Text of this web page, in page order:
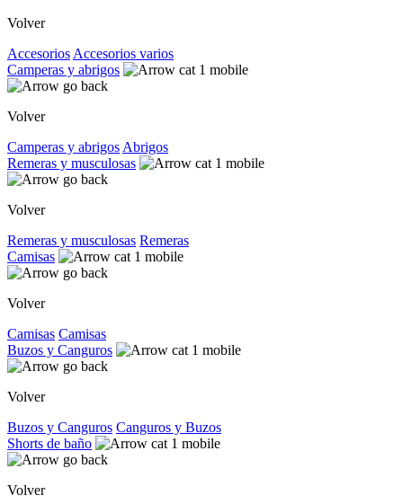
Volver
Accesorios Accesorios varios
Camperas y abrigos
Volver
Camperas y abrigos Abrigos
Remeras y musculosas
Volver
Remeras y musculosas Remeras
Camisas
Volver
Camisas Camisas
Buzos y Canguros
Volver
Buzos y Canguros Canguros y Buzos
Shorts de baño
Volver